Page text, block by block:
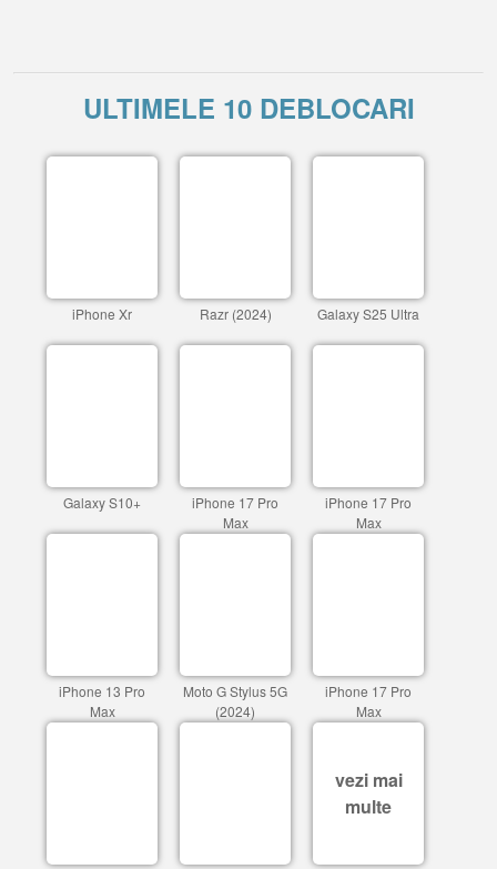
ULTIMELE 10 DEBLOCARI
iPhone Xr Razr (2024) Galaxy S25 Ultra
Galaxy S10+
iPhone 17 Pro
Max
iPhone 17 Pro
Max
iPhone 13 Pro
Max
Moto G Stylus 5G
(2024)
iPhone 17 Pro
Max
vezi mai
multe